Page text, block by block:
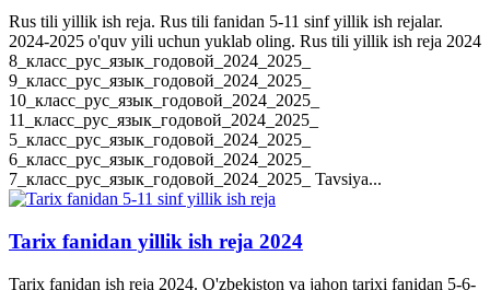
Rus tili yillik ish reja. Rus tili fanidan 5-11 sinf yillik ish rejalar.
2024-2025 o'quv yili uchun yuklab oling. Rus tili yillik ish reja 2024
8_класс_рус_язык_годовой_2024_2025_
9_класс_рус_язык_годовой_2024_2025_
10_класс_рус_язык_годовой_2024_2025_
11_класс_рус_язык_годовой_2024_2025_
5_класс_рус_язык_годовой_2024_2025_
6_класс_рус_язык_годовой_2024_2025_
7_класс_рус_язык_годовой_2024_2025_ Tavsiya...
Tarix fanidan yillik ish reja 2024
Tarix fanidan ish reja 2024. O'zbekiston va jahon tarixi fanidan 5-6-